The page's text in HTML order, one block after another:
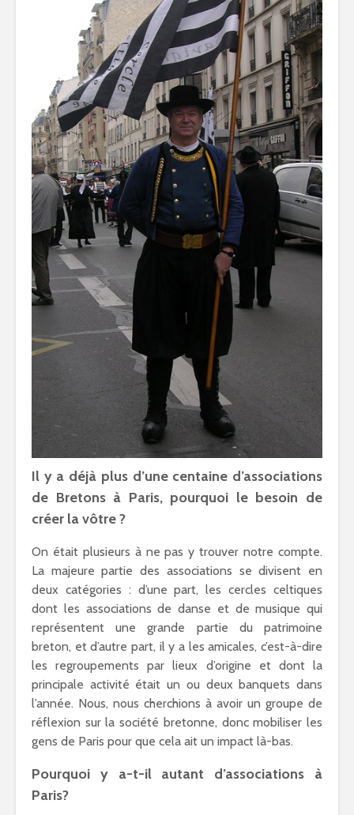
Il y a déjà plus d’une centaine d’associations
de Bretons à Paris, pourquoi le besoin de
créer la vôtre ?
On était plusieurs à ne pas y trouver notre compte.
La majeure partie des associations se divisent en
deux catégories : d’une part, les cercles celtiques
dont les associations de danse et de musique qui
représentent une grande partie du patrimoine
breton, et d’autre part, il y a les amicales, c’est-à-dire
les regroupements par lieux d’origine et dont la
principale activité était un ou deux banquets dans
l’année. Nous, nous cherchions à avoir un groupe de
réflexion sur la société bretonne, donc mobiliser les
gens de Paris pour que cela ait un impact là-bas.
Pourquoi y a-t-il autant d’associations à
Paris?